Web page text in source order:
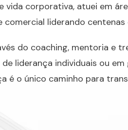
vida corporativa, atuei em
comercial liderando centenas
do coaching, mentoria e
liderança individuais ou em
é o único caminho para